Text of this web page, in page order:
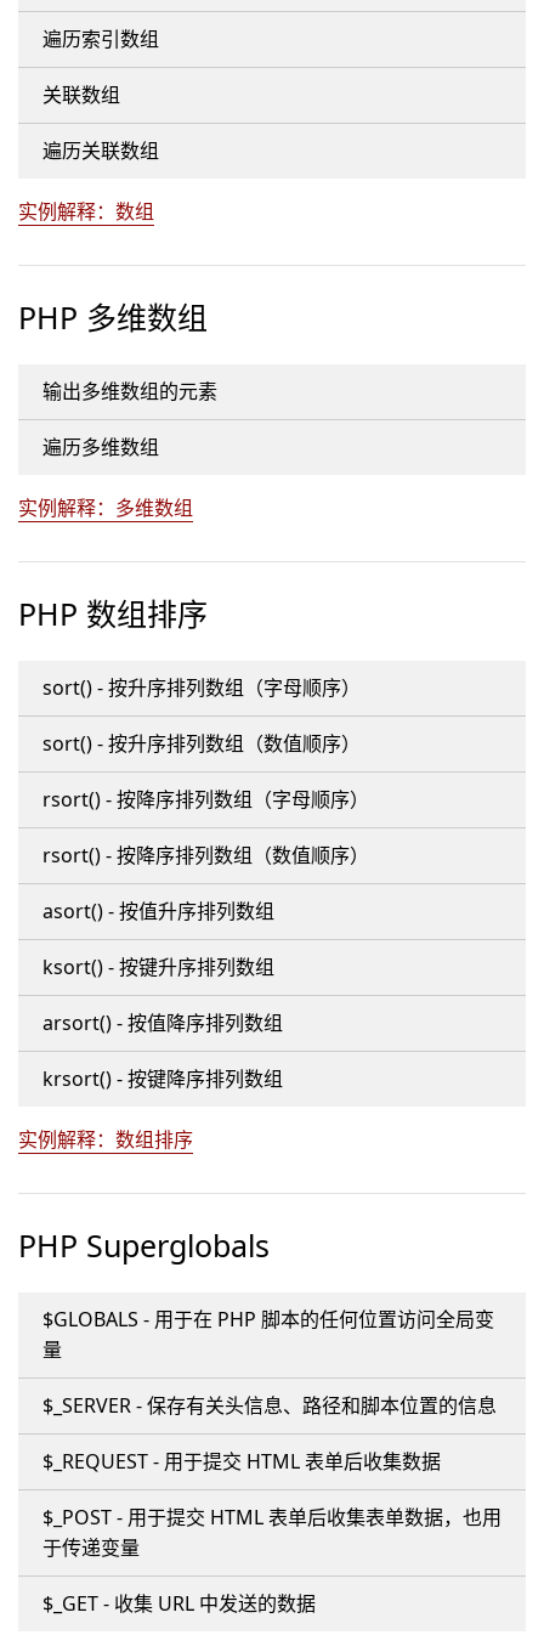
遍历索引数组
关联数组
遍历关联数组
实例解释：数组
PHP 多维数组
输出多维数组的元素
遍历多维数组
实例解释：多维数组
PHP 数组排序
sort() - 按升序排列数组（字母顺序）
sort() - 按升序排列数组（数值顺序）
rsort() - 按降序排列数组（字母顺序）
rsort() - 按降序排列数组（数值顺序）
asort() - 按值升序排列数组
ksort() - 按键升序排列数组
arsort() - 按值降序排列数组
krsort() - 按键降序排列数组
实例解释：数组排序
PHP Superglobals
$GLOBALS - 用于在 PHP 脚本的任何位置访问全局变
量
$_SERVER - 保存有关头信息、路径和脚本位置的信息
$_REQUEST - 用于提交 HTML 表单后收集数据
$_POST - 用于提交 HTML 表单后收集表单数据，也用
于传递变量
$_GET - 收集 URL 中发送的数据